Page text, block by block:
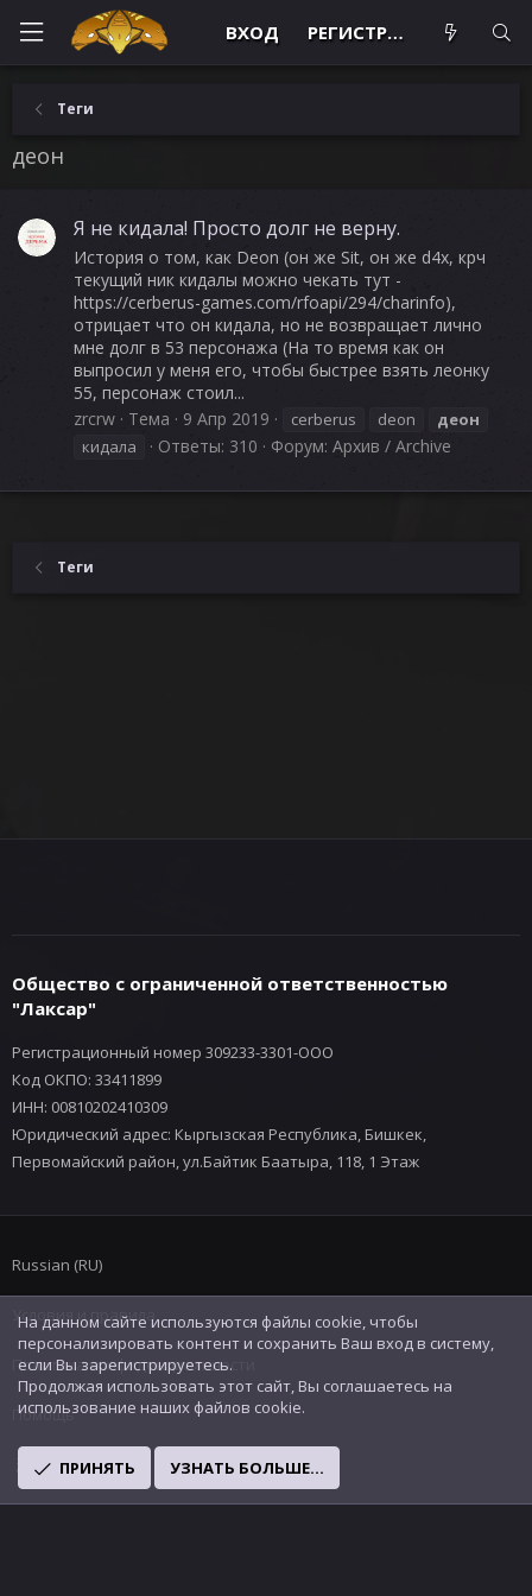
ВХОД РЕГИСТРАЦИЯ
Теги
деон
Я не кидала! Просто долг не верну.
История о том, как Deon (он же Sit, он же d4x, крч
текущий ник кидалы можно чекать тут -
https://cerberus-games.com/rfoapi/294/charinfo),
отрицает что он кидала, но не возвращает лично
мне долг в 53 персонажа (На то время как он
выпросил у меня его, чтобы быстрее взять леонку
55, персонаж стоил...
zrcrw
Тема 9 Апр 2019 cerberus deon
деон
кидала
Ответы: 310 Форум: Архив / Archive
Теги
Общество с ограниченной ответственностью
"Лаксар"
Регистрационный номер 309233-3301-ООО
Код ОКПО: 33411899
ИНН: 00810202410309
Юридический адрес: Кыргызская Республика, Бишкек,
Первомайский район, ул.Байтик Баатыра, 118, 1 Этаж
Russian (RU)
Условия и правила
Политика конфиденциальности
Помощь
R
S
На данном сайте используются файлы cookie, чтобы
персонализировать контент и сохранить Ваш вход в систему,
если Вы зарегистрируетесь.
Продолжая использовать этот сайт, Вы соглашаетесь на
использование наших файлов cookie.
ПРИНЯТЬ УЗНАТЬ БОЛЬШЕ...